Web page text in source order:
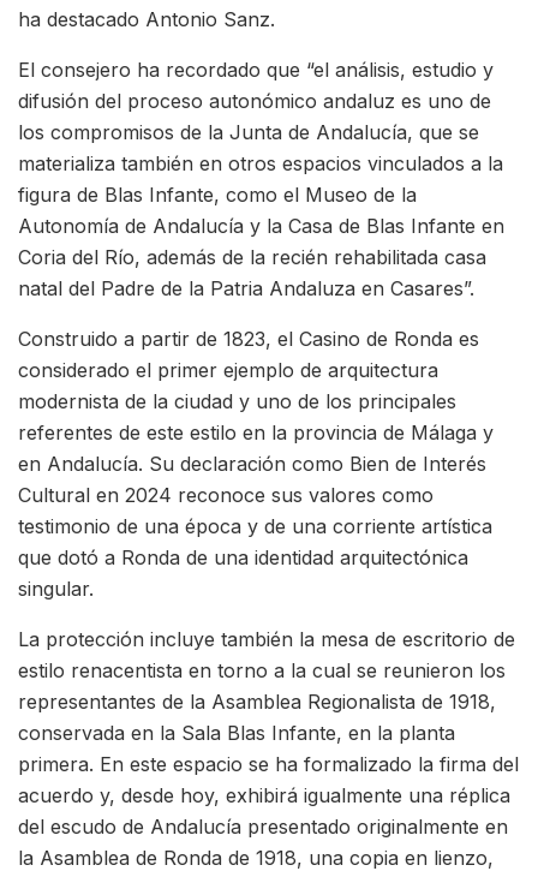
ha destacado Antonio Sanz.
El consejero ha recordado que “el análisis, estudio y
difusión del proceso autonómico andaluz es uno de
los compromisos de la Junta de Andalucía, que se
materializa también en otros espacios vinculados a la
figura de Blas Infante, como el Museo de la
Autonomía de Andalucía y la Casa de Blas Infante en
Coria del Río, además de la recién rehabilitada casa
natal del Padre de la Patria Andaluza en Casares”.
Construido a partir de 1823, el Casino de Ronda es
considerado el primer ejemplo de arquitectura
modernista de la ciudad y uno de los principales
referentes de este estilo en la provincia de Málaga y
en Andalucía. Su declaración como Bien de Interés
Cultural en 2024 reconoce sus valores como
testimonio de una época y de una corriente artística
que dotó a Ronda de una identidad arquitectónica
singular.
La protección incluye también la mesa de escritorio de
estilo renacentista en torno a la cual se reunieron los
representantes de la Asamblea Regionalista de 1918,
conservada en la Sala Blas Infante, en la planta
primera. En este espacio se ha formalizado la firma del
acuerdo y, desde hoy, exhibirá igualmente una réplica
del escudo de Andalucía presentado originalmente en
la Asamblea de Ronda de 1918, una copia en lienzo,